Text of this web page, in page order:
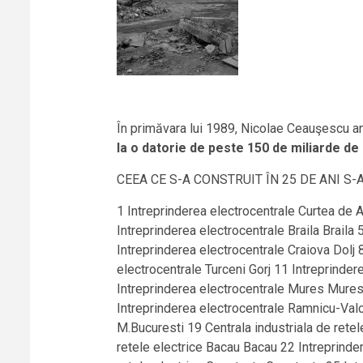
În primăvara lui 1989, Nicolae Ceauşescu
la o datorie de peste 150 de miliarde de
CEEA CE S-A CONSTRUIT ÎN 25 DE ANI
1 Intreprinderea electrocentrale Curtea de Arges Arges 2 Intreprinderea electrocentrale Borzesti Bacau 3 Intreprinderea electrocentrale Oradea Bihor 4 Intreprinderea electrocentrale Braila Braila 5 Intreprinderea electrocentrale Cluj Cluj 6 Intreprinderea electrocentrale Constanta Constanta 7 Intreprinderea electrocentrale Craiova Dolj 8 Intreprinderea electrocentrale Galati Galati 9 Intreprinderea electrocentrale Rovinari Gorj 10 Intreprinderea electrocentrale Turceni Gorj 11 Intreprinderea electrocentrale Deva Hunedoara 12 Intreprinderea electrocentrale Portile de Fier Mehedinti 13 Intreprinderea electrocentrale Mures Mures 14 Intreprinderea electrocentrale Bistrita Neamt 15 Intreprinderea electrocentrale Ploiesti Prahova 16 Intreprinderea electrocentrale Ramnicu-Valcea Valcea 17 Intreprinderea electrocentrale M. Bucuresti M.Bucuresti 18 Intreprinderea energoreparatii M.Bucuresti 19 Centrala industriala de retele electrice Bucuresti M.Bucuresti 20 Intreprinderea de retele electrice Pitesti Arges 21 Intreprinderea de retele electrice Bacau Bacau 22 Intreprinderea de retele electrice Brasov Brasov 23 Intreprinderea de retele electrice Cluj Cluj 24 Intreprinderea de retele electrice Constanta Constanta 25 Intreprinderea de retele electrice Craiova Dolj 26 Intreprinderea de retele electrice Galati Galati 27 Intreprinderea de retele electrice Deva Hunedoara 28 Intreprinderea de retele electrice Iasi Iasi 29 Intreprinderea de retele electrice Bucuresti M. Bucuresti 30 Intreprinderea de retele electrice Baia Mare Maramures 31 Intreprinderea de retele electrice Targu-Mures Mures 32 Intreprinderea de retele electrice Ploiesti Prahova 33 Intreprinderea de retele electrice Sibiu Sibiu 34 Intreprinderea de retele electrice Suceava Suceava 35 Intreprinderea de retele electrice Timisoara Timis 36 Intreprinderea de distributie a energiei electrice Bucuresti M. Bucuresti 37 Intreprinderea de Constructii metalice si prefabricate M. Bucuresti 38 Dispecerul energetic national M. Bucuresti 39 Institutul de cercetari si modernizari energetice M. Bucuresti 40 Centrala miniera Valea Jiului – activitatea proprie a combinatului si a unitatilor cu gestiune economica fara bpersonalitate juridica Deva Hunedoara 41 Intreprinderea miniera Anina Caras-Severin 42 Intreprinderea miniera Lonea Hunedoara 43 Intreprinderea miniera Petrila Hunedoara 44 Intreprinderea miniera Aninoasa Hunedoara 45 Intreprinderea miniera Dalja Hunedoara 46 Intreprinderea miniera Vulcan Hunedoara 47 Intreprinderea miniera Livezeni Hunedoara 48 Intreprinderea miniera Paroseni Hunedoara 49 Intreprinderea miniera Lupeni Hunedoara 50 Intreprinderea miniera Uricani Hunedoara 51 Intreprinderea miniera Barbateni Hunedoara 52 Intreprinderea de preparare a carbunelui Valea Jiului Hunedoara 53 Intreprinderea de reparatii utilaj